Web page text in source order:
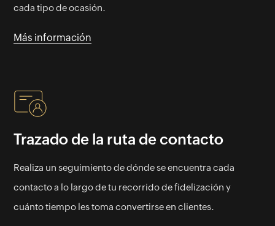
cada tipo de ocasión.
Más información
Trazado de la ruta de contacto
Realiza un seguimiento de dónde se encuentra cada
contacto a lo largo de tu recorrido de fidelización y
cuánto tiempo les toma convertirse en clientes.